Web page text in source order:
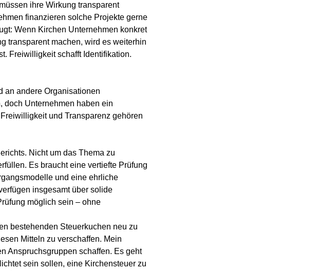
ihre Wirkung transparent
finanzieren solche Projekte gerne
Wenn Kirchen Unternehmen konkret
transparent machen, wird es weiterhin
Freiwilligkeit schafft Identifikation.
an andere Organisationen
doch Unternehmen haben ein
und Transparenz gehören
Nicht um das Thema zu
Es braucht eine vertiefte Prüfung
und eine ehrliche
insgesamt über solide
möglich sein – ohne
bestehenden Steuerkuchen neu zu
Mitteln zu verschaffen. Mein
Anspruchsgruppen schaffen. Es geht
sein sollen, eine Kirchensteuer zu